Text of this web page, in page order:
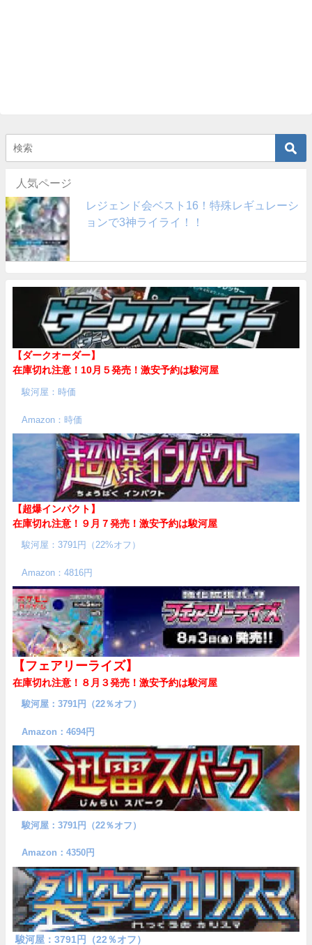
人気ページ
レジェンド会ベスト16！特殊レギュレーシ
ョンで3神ライライ！！
【ダークオーダー】
在庫切れ注意！10月５発売！ 激安予約は駿河屋
駿河屋：時価
Amazon：時価
【超爆インパクト】
在庫切れ注意！９月７発売！ 激安予約は駿河屋
駿河屋：3791円（22%オフ）
Amazon：4816円
【フェアリーライズ】
在庫切れ注意！８月３発売！ 激安予約は駿河屋
駿河屋：3791円（22％オフ）
Amazon：4694円
駿河屋：3791円（22％オフ）
Amazon：4350円
駿河屋：3791円（22％オフ）